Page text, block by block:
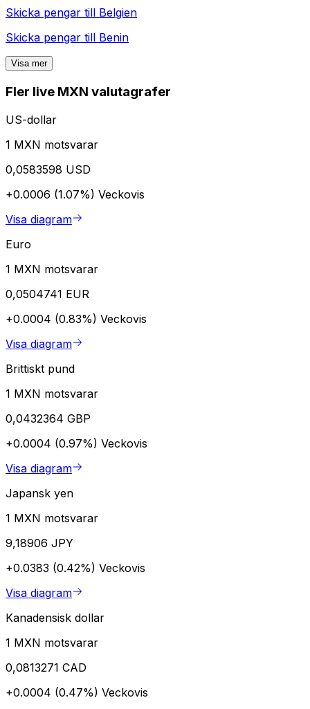
Skicka pengar till Belgien
Skicka pengar till Benin
Visa mer
Fler live MXN valutagrafer
US-dollar
1 MXN motsvarar
0,0583598 USD
+0.0006 (1.07%) Veckovis
Visa diagram
Euro
1 MXN motsvarar
0,0504741 EUR
+0.0004 (0.83%) Veckovis
Visa diagram
Brittiskt pund
1 MXN motsvarar
0,0432364 GBP
+0.0004 (0.97%) Veckovis
Visa diagram
Japansk yen
1 MXN motsvarar
9,18906 JPY
+0.0383 (0.42%) Veckovis
Visa diagram
Kanadensisk dollar
1 MXN motsvarar
0,0813271 CAD
+0.0004 (0.47%) Veckovis